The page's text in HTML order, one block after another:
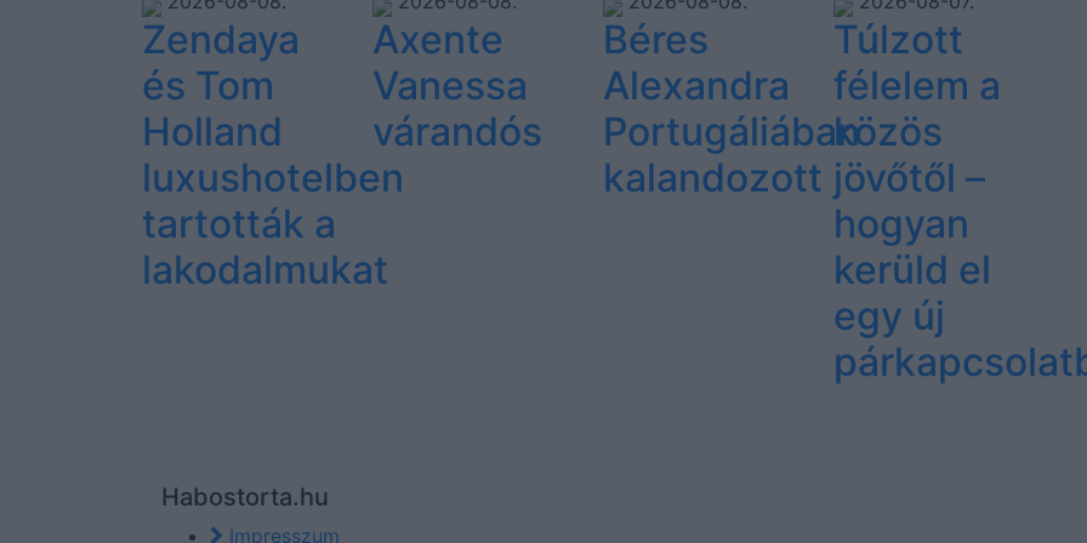
Zendaya
és Tom
Holland
luxushotelben
tartották a
lakodalmukat
Axente
Vanessa
várandós
Béres
Alexandra
Portugáliában
kalandozott
Túlzott
félelem a
közös
jövőtől –
hogyan
kerüld el
egy új
Habostorta.hu
Impresszum